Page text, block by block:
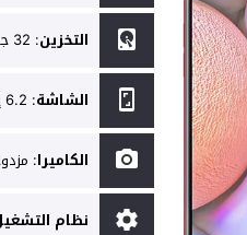
التخزين: 32 جيجا بايت
الشاشة: 6.2 إنش
الكاميرا: مزدوجة
نظام